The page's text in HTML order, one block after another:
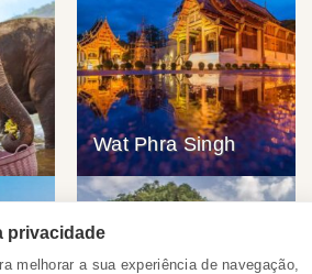
Wat Phra Singh
privacidade
melhorar a sua experiência de navegação,